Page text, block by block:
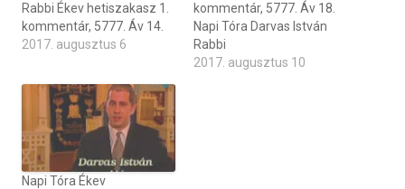
Rabbi Ékev hetiszakasz 1.
kommentár, 5777. Áv 14.
2017. augusztus 6
kommentár, 5777. Áv 18.
Napi Tóra Darvas István
Rabbi
2017. augusztus 10
Napi Tóra Ékev